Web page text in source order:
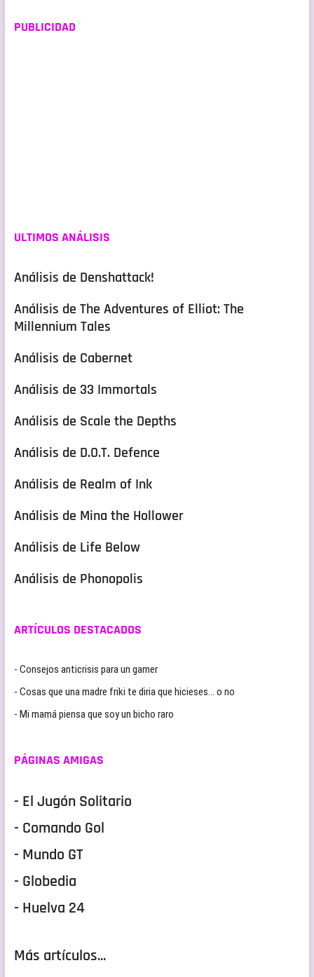
PUBLICIDAD
ULTIMOS ANÁLISIS
Análisis de Denshattack!
Análisis de The Adventures of Elliot: The
Millennium Tales
Análisis de Cabernet
Análisis de 33 Immortals
Análisis de Scale the Depths
Análisis de D.O.T. Defence
Análisis de Realm of Ink
Análisis de Mina the Hollower
Análisis de Life Below
Análisis de Phonopolis
ARTÍCULOS DESTACADOS
- Consejos anticrisis para un gamer
- Cosas que una madre friki te diria que hicieses… o no
- Mi mamá piensa que soy un bicho raro
PÁGINAS AMIGAS
- El Jugón Solitario
- Comando Gol
- Mundo GT
- Globedia
- Huelva 24
Más artículos...